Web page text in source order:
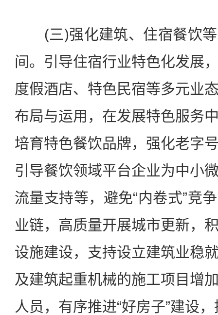
(三)强化建筑、住宿餐饮等
间。引导住宿行业特色化发展
度假酒店、特色民宿等多元业
布局与运用，在发展特色服务
培育特色餐饮品牌，强化老字
引导餐饮领域平台企业为中小
流量支持等，避免“内卷式”竞
业链，高质量开展城市更新，
设施建设，支持设立建筑业稳
及建筑起重机械的施工项目增
人员，有序推进“好房子”建设